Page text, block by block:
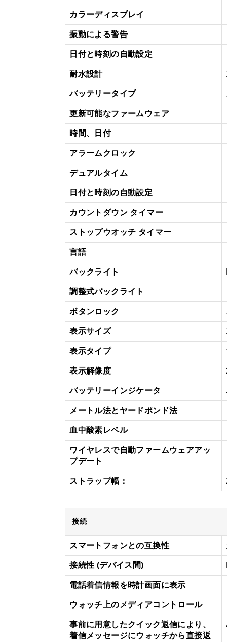
カラーディスプレイ
振動による警告
日付と時刻の自動設定
耐水設計
バッテリータイプ
更新可能なファームウェア
時間、日付
アラームクロック
デュアルタイム
日付と時刻の自動設定
カウントダウン タイマー
ストップウオッチ タイマー
言語
バックライト
調整式バックライト
ボタンロック
表示サイズ
表示タイプ
表示解像度
バッテリーインジケータ
メートル法とヤードポンド法
血中酸素レベル
ワイヤレスで自動ファームウェアアッ
プデート
ストラップ幅：
接続
スマートフォンとの互換性
接続性 (デバイス間)
電話着信情報を時計画面に表示
ウォッチ上のメディアコントロール
事前に用意したクイック返信により、
着信メッセージにウォッチから直接返